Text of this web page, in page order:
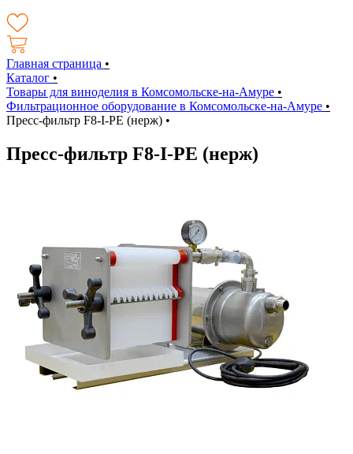
Главная страница •
Каталог •
Товары для виноделия в Комсомольске-на-Амуре •
Фильтрационное оборудование в Комсомольске-на-Амуре •
Пресс-фильтр F8-I-PE (нерж) •
Пресс-фильтр F8-I-PE (нерж)